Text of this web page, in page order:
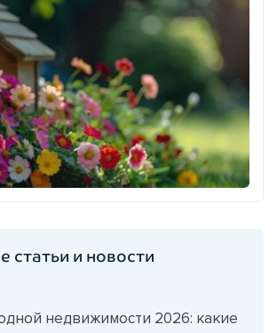
статьи и новости
недвижимости 2026: какие